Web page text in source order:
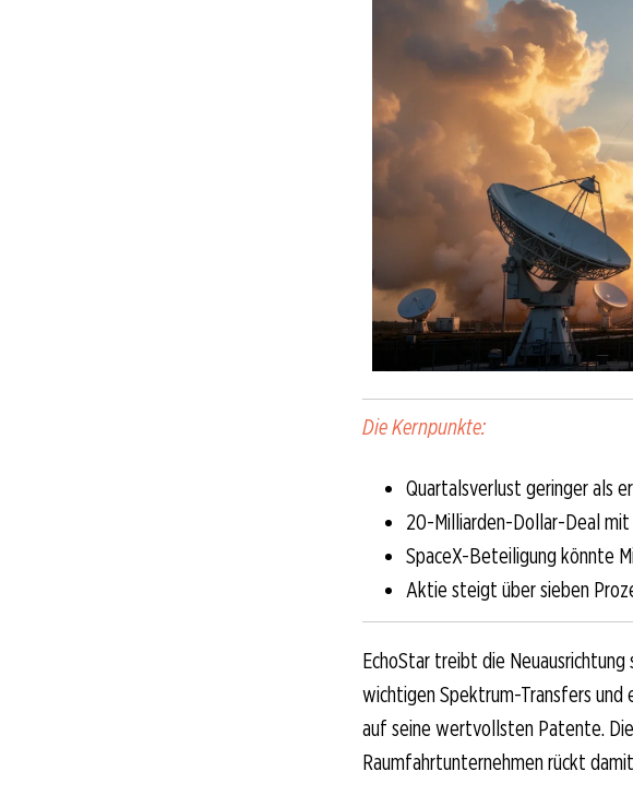
Die Kernpunkte:
Quartalsverlust geringer als
20-Milliarden-Dollar-Deal mit
SpaceX-Beteiligung könnte
Aktie steigt über sieben
EchoStar treibt die
wichtigen Spektrum-Transfers und
auf seine wertvollsten Patente.
Raumfahrtunternehmen rückt